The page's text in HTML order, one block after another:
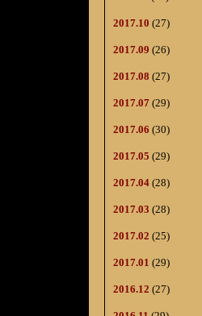
2017.10 (27)
2017.09 (26)
2017.08 (27)
2017.07 (29)
2017.06 (30)
2017.05 (29)
2017.04 (28)
2017.03 (28)
2017.02 (25)
2017.01 (29)
2016.12 (27)